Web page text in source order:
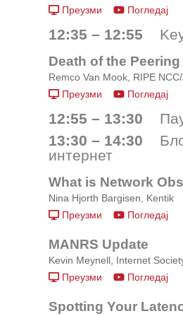
Преузми
Погледај
12:35 – 12:55
Death of the
Remco Van Mook, RIPE
Преузми
Погледај
12:55 – 13:30
13:30 – 14:30
интернет
What is Network
Nina Hjorth Bargisen, Kentik
Преузми
Погледај
MANRS Update
Kevin Meynell, Internet
Преузми
Погледај
Spotting Your